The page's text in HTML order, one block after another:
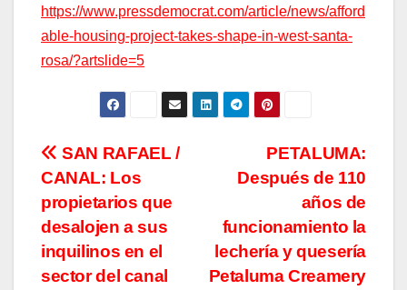
https://www.pressdemocrat.com/article/news/afford
able-housing-project-takes-shape-in-west-santa-
rosa/?artslide=5
Navegación
de
entradas
PETALUMA:
Después de 110
años de
funcionamiento la
lechería y quesería
Petaluma Creamery
SAN RAFAEL /
CANAL: Los
propietarios que
desalojen a sus
inquilinos en el
sector del canal